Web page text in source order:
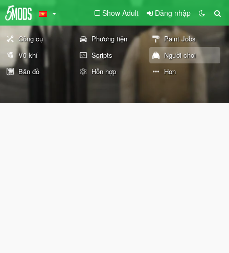
Show Adult Đăng nhập
Công cụ Phương tiện
Paint Jobs
Vũ khí
Scripts
Người chơi
Bản đồ
Hỗn hợp Hơn